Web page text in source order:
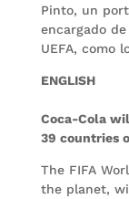
Pinto, un
encargado
UEFA, como
ENGLISH
Coca-Cola
39 countries
The FIFA
the planet,